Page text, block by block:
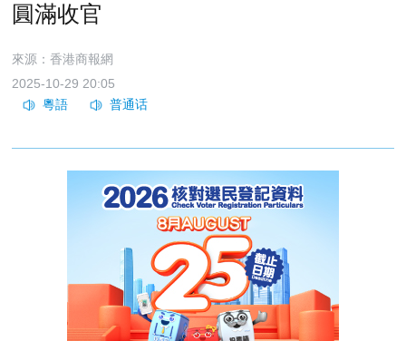
圓滿收官
來源：香港商報網
2025-10-29 20:05